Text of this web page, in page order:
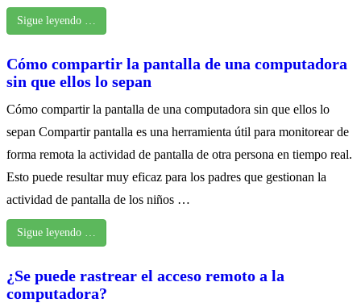
Sigue leyendo …
Cómo compartir la pantalla de una computadora
sin que ellos lo sepan
Cómo compartir la pantalla de una computadora sin que ellos lo
sepan Compartir pantalla es una herramienta útil para monitorear de
forma remota la actividad de pantalla de otra persona en tiempo real.
Esto puede resultar muy eficaz para los padres que gestionan la
actividad de pantalla de los niños …
Sigue leyendo …
¿Se puede rastrear el acceso remoto a la
computadora?